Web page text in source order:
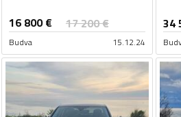
16 800€ 17 200€
Budva 15.12.24
34